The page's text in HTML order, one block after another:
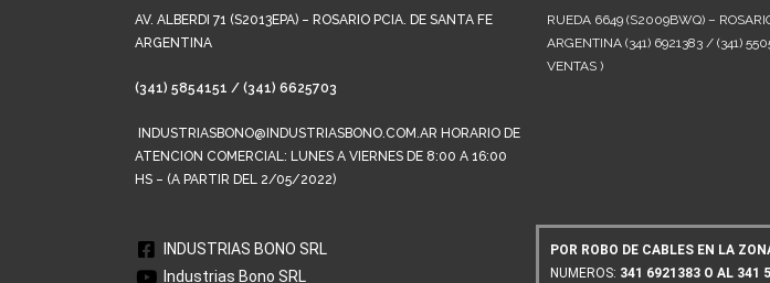
AV. ALBERDI 71 (S2013EPA) – ROSARIO PCIA. DE SANTA FE
ARGENTINA
(341) 5854151 / (341) 6625703
INDUSTRIASBONO@INDUSTRIASBONO.COM.AR HORARIO DE
ATENCION COMERCIAL: LUNES A VIERNES DE 8:00 A 16:00
HS – (A PARTIR DEL 2/05/2022)
RUEDA 6649 (S2009BWQ) –
ARGENTINA (341) 6921383 / (341)
VENTAS )
INDUSTRIAS BONO SRL
Industrias Bono SRL
POR ROBO DE CABLES EN LA
NUMEROS: 341 6921383 O AL 341